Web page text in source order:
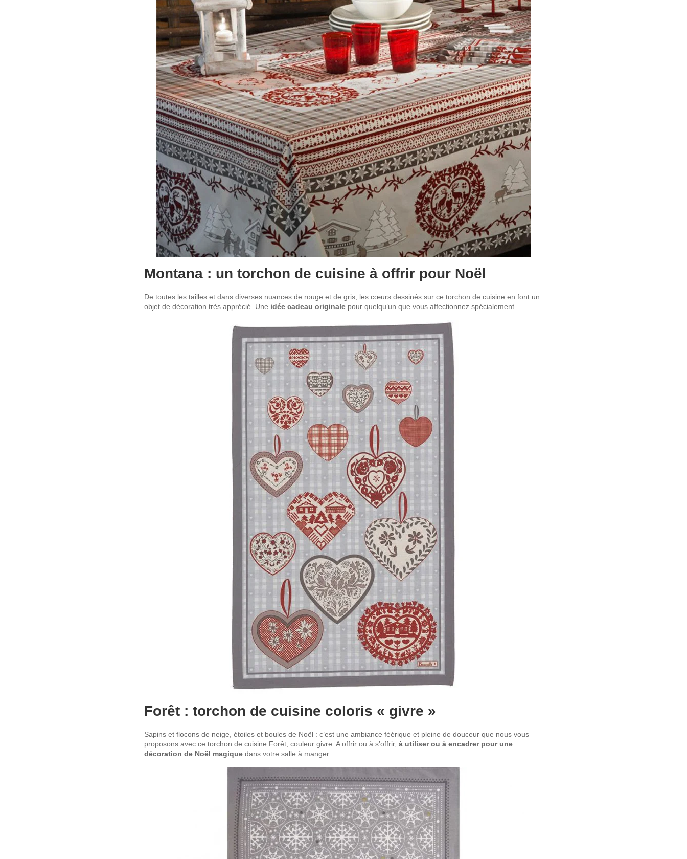
Montana : un torchon de cuisine à offrir pour Noël
De toutes les tailles et dans diverses nuances de rouge et de gris, les cœurs dessinés sur ce torchon de cuisine en font un
objet de décoration très apprécié. Une idée cadeau originale pour quelqu’un que vous affectionnez spécialement.
Forêt : torchon de cuisine coloris « givre »
Sapins et flocons de neige, étoiles et boules de Noël : c’est une ambiance féérique et pleine de douceur que nous vous
proposons avec ce torchon de cuisine Forêt, couleur givre. A offrir ou à s’offrir, à utiliser ou à encadrer pour une
décoration de Noël magique dans votre salle à manger.